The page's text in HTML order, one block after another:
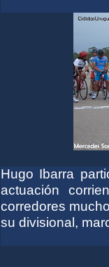
Hugo Ibarra
actuación
corredores
su divisional,